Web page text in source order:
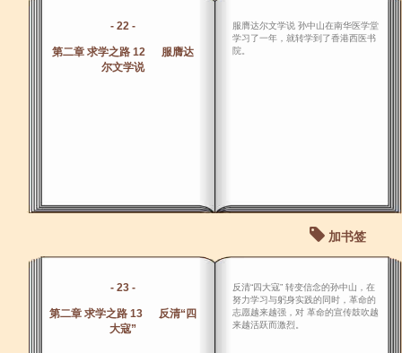
- 22 -
第二章 求学之路 12 服膺达
尔文学说
服膺达尔文学说 孙中山在南华医学堂
学习了一年，就转学到了香港西医书
院。
加书签
- 23 -
第二章 求学之路 13 反清“四
大寇”
反清“四大寇” 转变信念的孙中山，在
努力学习与躬身实践的同时，革命的
志愿越来越强，对 革命的宣传鼓吹越
来越活跃而激烈。